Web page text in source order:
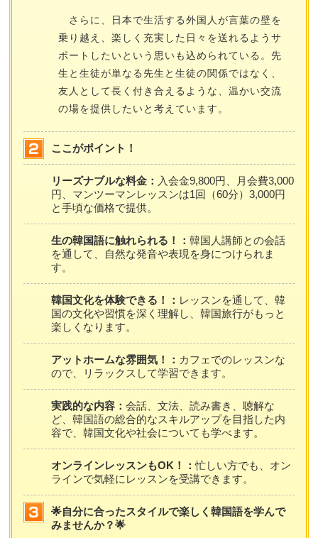
さらに、日本で生活する外国人が言葉の壁を
乗り越え、楽しく充実した日々を送れるようサ
ポートしたいという思いも込められている。先
生と生徒が単なる先生と生徒の関係ではなく、
友人として長く付き合えるような、温かい交流
の場を提供したいと考えています。
ここがポイント！
リーズナブルな料金： 入会金9,800円、月会費3,000
円、マンツーマンレッスンは1回（60分）3,000円
と手頃な価格で提供。
生の韓国語に触れられる！：韓国人講師との会話
を通して、自然な発音や表現を身につけられま
す。
韓国文化を体験できる！： レッスンを通して、韓
国の文化や習慣を深く理解し、韓国旅行がもっと
楽しくなります。
アットホームな雰囲気！： カフェでのレッスンな
ので、リラックスして学習できます。
実践的な内容：会話、文法、読み書き、聴解な
ど、韓国語の総合的なスキルアップを目指した内
容で、韓国文化や社会についても学べます。
オンラインレッスンもOK！：忙しい方でも、オン
ラインで気軽にレッスンを受講できます。
🌟自分に合ったスタイルで楽しく韓国語を学んで
みませんか？🌟